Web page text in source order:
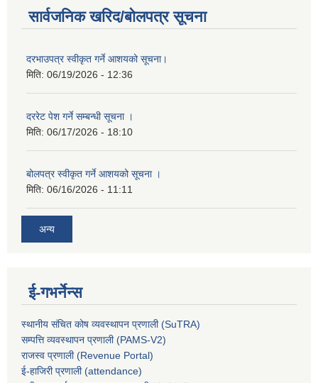
सार्वजनिक खरिद/बोलपत्र सूचना
दरभाउपत्र स्वीकृत गर्ने आशयको सूचना।
मिति: 06/19/2026 - 12:36
दररेट पेश गर्ने सम्बन्धी सूचना ।
मिति: 06/17/2026 - 18:10
बोलपत्र स्वीकृत गर्ने आशयको सूचना ।
मिति: 06/16/2026 - 11:11
अन्य
ई-गभर्नेन्स
स्थानीय संचित कोष व्यवस्थापन प्रणाली (SuTRA)
सम्पत्ति व्यवस्थापन प्रणाली (PAMS-V2)
राजस्व प्रणाली (Revenue Portal)
ई-हाजिरी प्रणाली (attendance)